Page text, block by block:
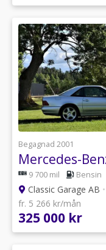
Begagnad 2001
9 700 mil Bensin
Classic Garage AB •
fr. 5 266 kr/mån
325 000 kr